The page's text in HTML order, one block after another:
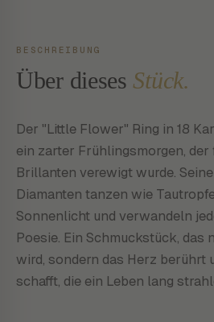
BESCHREIBUNG
Über dieses Stück.
Der "Little Flower" Ring in 18
ein zarter Frühlingsmorgen,
Brillanten verewigt wurde.
Diamanten tanzen wie
Sonnenlicht und verwandeln
Poesie. Ein Schmuckstück, das
wird, sondern das Herz berührt
schafft, die ein Leben lang